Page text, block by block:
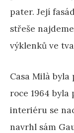
pater. Její
střeše
výklenků ve
Casa Milà byla
roce 1964 byla
interiéru se
navrhl sám